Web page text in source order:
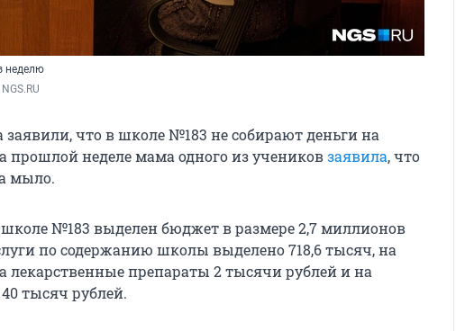
неделю
что в школе №183 не собирают деньги на
неделе мама одного из учениковзаявила, что
мыло.
№183 выделен бюджет в размере 2,7 миллионов
по содержанию школы выделено 718,6 тысяч, на
лекарственные препараты 2 тысячи рублей и на
тысяч рублей.